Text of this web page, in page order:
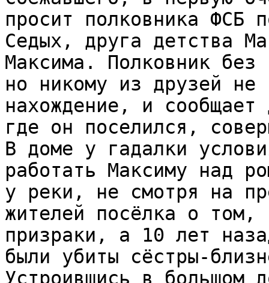
просит полковника ФСБ
Седых, друга детства
Максима. Полковник без
но никому из друзей не
нахождение, и
где он поселился,
В доме у гадалки
работать Максиму над
у реки, не смотря на
жителей посёлка о
призраки, а 10 лет
были убиты сёстры-
Устроившись в большом